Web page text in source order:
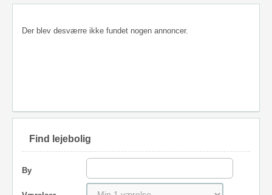
Der blev desværre ikke fundet nogen annoncer.
Find lejebolig
By